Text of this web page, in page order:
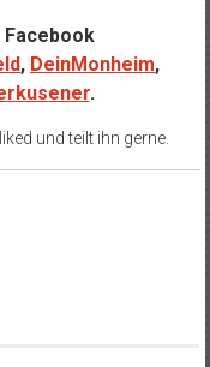
Facebook
, DeinMonheim,
.
und teilt ihn gerne.